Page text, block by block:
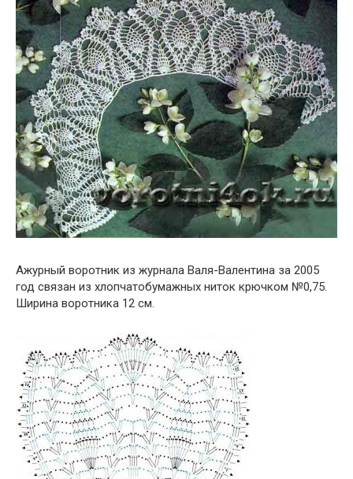
Ажурный воротник из журнала Валя-Валентина за 2005
год связан из хлопчатобумажных ниток крючком №0,75.
Ширина воротника 12 см.